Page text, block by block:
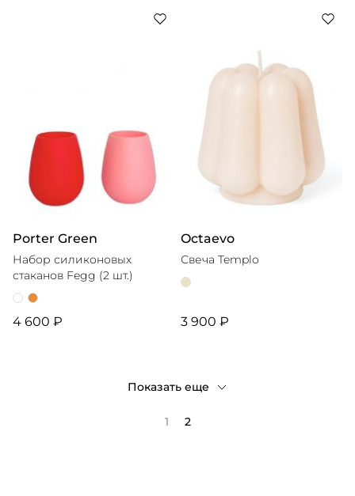
Porter Green
Набор силиконовых
стаканов Fegg (2 шт.)
4 600 ₽
Octaevo
Свеча Templo
3 900 ₽
Показать еще
1 2